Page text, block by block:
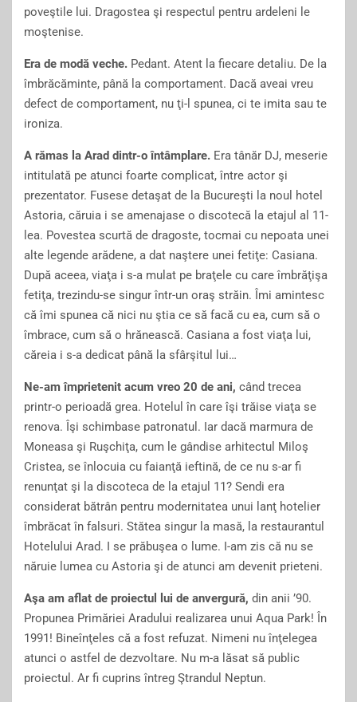
poveştile lui. Dragostea şi respectul pentru ardeleni le
moştenise.
Era de modă veche. Pedant. Atent la fiecare detaliu. De la
îmbrăcăminte, până la comportament. Dacă aveai vreu
defect de comportament, nu ţi-l spunea, ci te imita sau te
ironiza.
A rămas la Arad dintr-o întâmplare. Era tânăr DJ, meserie
intitulată pe atunci foarte complicat, între actor şi
prezentator. Fusese detaşat de la Bucureşti la noul hotel
Astoria, căruia i se amenajase o discotecă la etajul al 11-
lea. Povestea scurtă de dragoste, tocmai cu nepoata unei
alte legende arădene, a dat naştere unei fetiţe: Casiana.
După aceea, viaţa i s-a mulat pe braţele cu care îmbrăţişa
fetiţa, trezindu-se singur într-un oraş străin. Îmi amintesc
că îmi spunea că nici nu ştia ce să facă cu ea, cum să o
îmbrace, cum să o hrănească. Casiana a fost viaţa lui,
căreia i s-a dedicat până la sfârşitul lui…
Ne-am împrietenit acum vreo 20 de ani, când trecea
printr-o perioadă grea. Hotelul în care îşi trăise viaţa se
renova. Îşi schimbase patronatul. Iar dacă marmura de
Moneasa şi Ruşchiţa, cum le gândise arhitectul Miloş
Cristea, se înlocuia cu faianţă ieftină, de ce nu s-ar fi
renunţat şi la discoteca de la etajul 11? Sendi era
considerat bătrân pentru modernitatea unui lanţ hotelier
îmbrăcat în falsuri. Stătea singur la masă, la restaurantul
Hotelului Arad. I se prăbuşea o lume. I-am zis că nu se
năruie lumea cu Astoria şi de atunci am devenit prieteni.
Aşa am aflat de proiectul lui de anvergură, din anii ’90.
Propunea Primăriei Aradului realizarea unui Aqua Park! În
1991! Bineînţeles că a fost refuzat. Nimeni nu înţelegea
atunci o astfel de dezvoltare. Nu m-a lăsat să public
proiectul. Ar fi cuprins întreg Ştrandul Neptun.